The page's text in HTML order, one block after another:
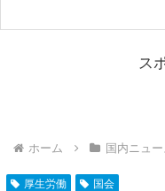
ス
ホーム 国内ニュー
厚生労働 国会